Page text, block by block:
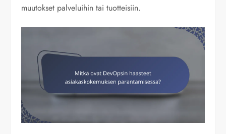
muutokset palveluihin tai tuotteisiin.